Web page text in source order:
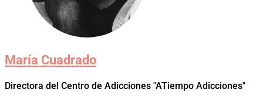
María Cuadrado
Directora del Centro de Adicciones "ATiempo Adicciones"